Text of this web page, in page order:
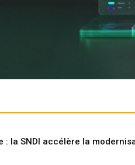
: la SNDI accélère la